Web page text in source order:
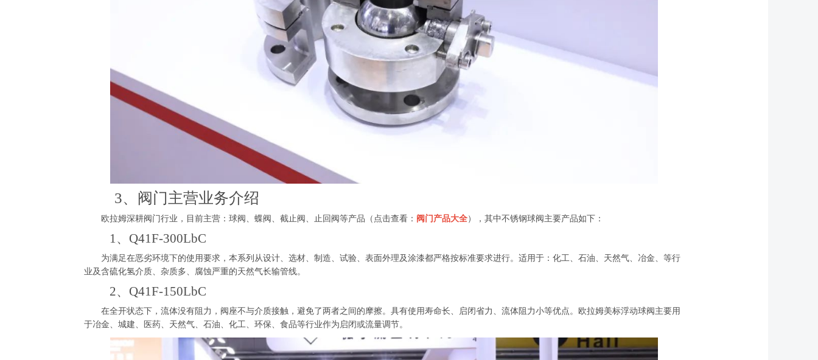
3、阀门主营业务介绍
欧拉姆深耕阀门行业，目前主营：球阀、蝶阀、截止阀、止回阀等产品（点击查看： 阀门产品大全），其中不锈钢球阀主要产品如下：
1、Q41F-300LbC
为满足在恶劣环境下的使用要求，本系列从设计、选材、制造、试验、表面外理及涂漆都严格按标准要求进行。适用于：化工、石油、天然气、冶金、等行
业及含硫化氢介质、杂质多、腐蚀严重的天然气长输管线。
2、Q41F-150LbC
在全开状态下，流体没有阻力，阀座不与介质接触，避免了两者之间的摩擦。具有使用寿命长、启闭省力、流体阻力小等优点。欧拉姆美标浮动球阀主要用
于冶金、城建、医药、天然气、石油、化工、环保、食品等行业作为启闭或流量调节。